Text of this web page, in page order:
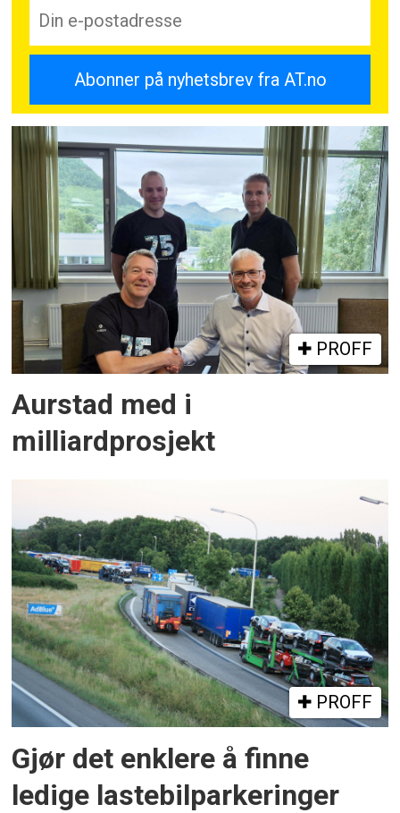
PROFF
Aurstad med i
milliardprosjekt
PROFF
Gjør det enklere å finne
ledige lastebilparkeringer